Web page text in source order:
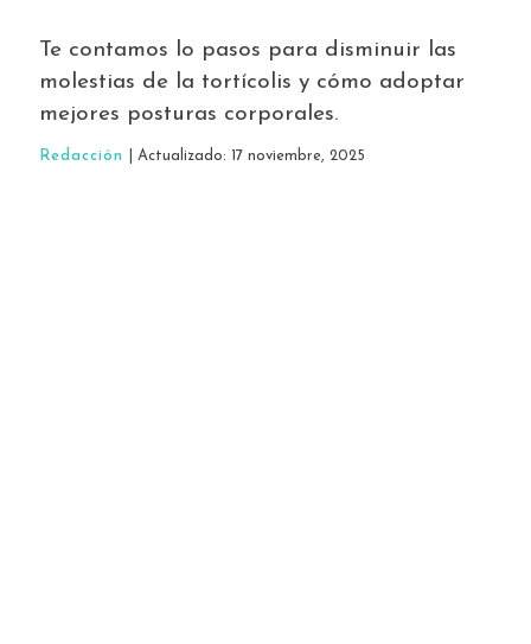
Te contamos lo pasos para disminuir las
molestias de la tortícolis y cómo adoptar
mejores posturas corporales.
Redacción | Actualizado: 17 noviembre, 2025